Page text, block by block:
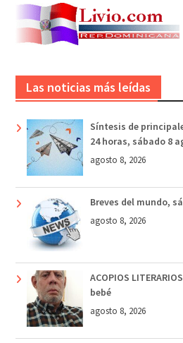
Las noticias más leídas
Síntesis de
24 horas, sábado 8
agosto 8, 2026
Breves del mundo,
agosto 8, 2026
ACOPIOS
bebé
agosto 8, 2026